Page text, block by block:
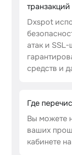
Dxspot
атак и
средств и
Где
Вы можете
ваших
кабинете